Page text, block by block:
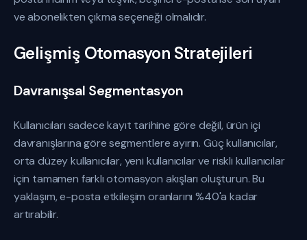
ve abonelikten çıkma seçeneği olmalıdır.
Gelişmiş Otomasyon Stratejileri
Davranışsal Segmentasyon
Kullanıcıları sadece kayıt tarihine göre değil, ürün içi
davranışlarına göre segmentlere ayırın. Güç kullanıcılar,
orta düzey kullanıcılar, yeni kullanıcılar ve riskli kullanıcılar
için tamamen farklı otomasyon akışları oluşturun. Bu
yaklaşım, e-posta etkileşim oranlarını %40'a kadar
artırabilir.